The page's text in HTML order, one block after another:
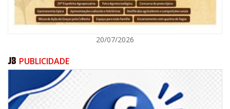
20/07/2026
PUBLICIDADE